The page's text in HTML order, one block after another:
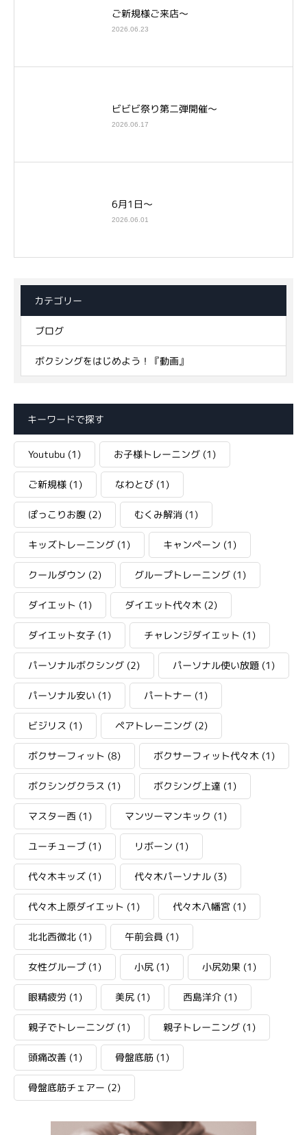
ご新規様ご来店～
2026.06.23
ビビビ祭り第二弾開催～
2026.06.17
6月1日～
2026.06.01
カテゴリー
ブログ
ボクシングをはじめよう！『動画』
キーワードで探す
Youtubu (1) お子様トレーニング (1)
ご新規様 (1) なわとび (1)
ぽっこりお腹 (2) むくみ解消 (1)
キッズトレーニング (1) キャンペーン (1)
クールダウン (2) グループトレーニング (1)
ダイエット (1) ダイエット代々木 (2)
ダイエット女子 (1) チャレンジダイエット (1)
パーソナルボクシング (2) パーソナル使い放題 (1)
パーソナル安い (1) パートナー (1)
ビジリス (1) ペアトレーニング (2)
ボクサーフィット (8) ボクサーフィット代々木 (1)
ボクシングクラス (1) ボクシング上達 (1)
マスター西 (1) マンツーマンキック (1)
ユーチューブ (1) リボーン (1)
代々木キッズ (1) 代々木パーソナル (3)
代々木上原ダイエット (1) 代々木八幡宮 (1)
北北西微北 (1) 午前会員 (1)
女性グループ (1) 小尻 (1) 小尻効果 (1)
眼精疲労 (1) 美尻 (1) 西島洋介 (1)
親子でトレーニング (1) 親子トレーニング (1)
頭痛改善 (1) 骨盤底筋 (1)
骨盤底筋チェアー (2)